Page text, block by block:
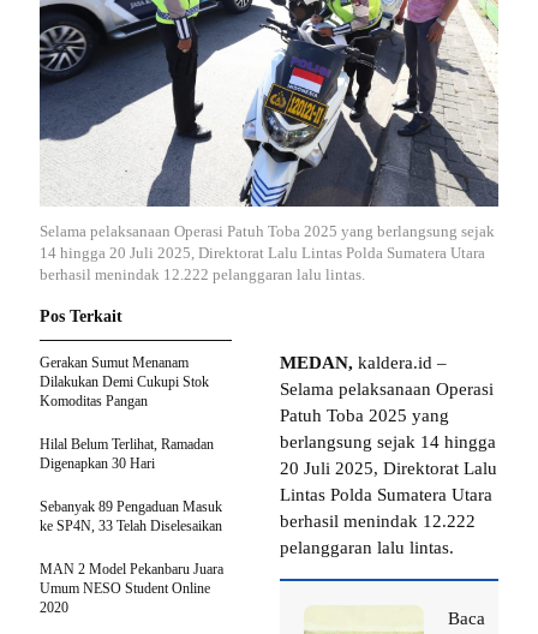
Selama pelaksanaan Operasi Patuh Toba 2025 yang berlangsung sejak
14 hingga 20 Juli 2025, Direktorat Lalu Lintas Polda Sumatera Utara
berhasil menindak 12.222 pelanggaran lalu lintas.
MEDAN, kaldera.id –
Selama pelaksanaan Operasi
Patuh Toba 2025 yang
berlangsung sejak 14 hingga
20 Juli 2025, Direktorat Lalu
Lintas Polda Sumatera Utara
berhasil menindak 12.222
pelanggaran lalu lintas.
Baca
Pos Terkait
Gerakan Sumut Menanam
Dilakukan Demi Cukupi Stok
Komoditas Pangan
Hilal Belum Terlihat, Ramadan
Digenapkan 30 Hari
Sebanyak 89 Pengaduan Masuk
ke SP4N, 33 Telah Diselesaikan
MAN 2 Model Pekanbaru Juara
Umum NESO Student Online
2020